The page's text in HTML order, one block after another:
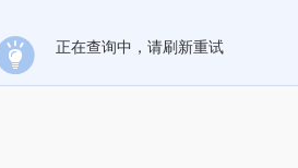
正在查询中，请刷新重试